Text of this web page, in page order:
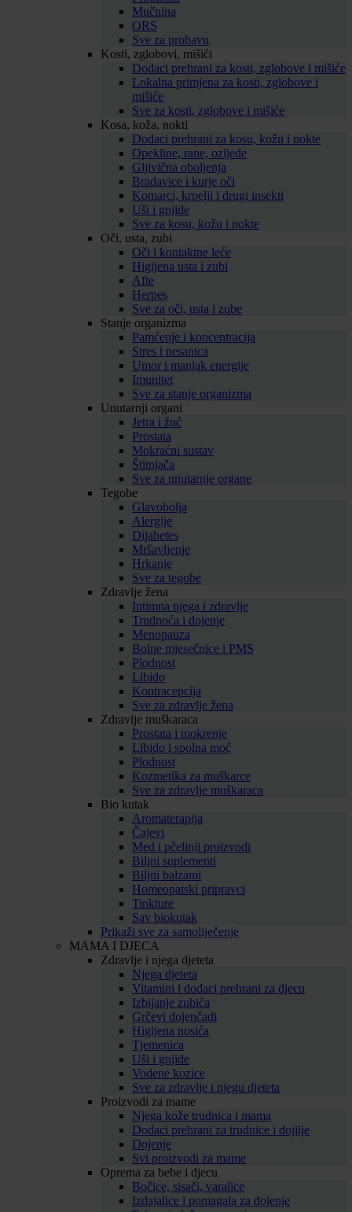
Mučnina
ORS
Sve za probavu
Kosti, zglobovi, mišići
Dodaci prehrani za kosti, zglobove i mišiće
Lokalna primjena za kosti, zglobove i
mišiće
Sve za kosti, zglobove i mišiće
Kosa, koža, nokti
Dodaci prehrani za kosu, kožu i nokte
Opekline, rane, ozljede
Gljivična oboljenja
Bradavice i kurje oči
Komarci, krpelji i drugi insekti
Uši i gnjide
Sve za kosu, kožu i nokte
Oči, usta, zubi
Oči i kontaktne leće
Higijena usta i zubi
Afte
Herpes
Sve za oči, usta i zube
Stanje organizma
Pamćenje i koncentracija
Stres i nesanica
Umor i manjak energije
Imunitet
Sve za stanje organizma
Unutarnji organi
Jetra i žuć
Prostata
Mokraćni sustav
Štitnjača
Sve za unutarnje organe
Tegobe
Glavobolja
Alergije
Dijabetes
Mršavljenje
Hrkanje
Sve za tegobe
Zdravlje žena
Intimna njega i zdravlje
Trudnoća i dojenje
Menopauza
Bolne mjesečnice i PMS
Plodnost
Libido
Kontracepcija
Sve za zdravlje žena
Zdravlje muškaraca
Prostata i mokrenje
Libido i spolna moć
Plodnost
Kozmetika za muškarce
Sve za zdravlje muškaraca
Bio kutak
Aromaterapija
Čajevi
Med i pčelinji proizvodi
Biljni suplementi
Biljni balzami
Homeopatski pripravci
Tinkture
Sav biokutak
Prikaži sve za samoliječenje
MAMA I DJECA
Zdravlje i njega djeteta
Njega djeteta
Vitamini i dodaci prehrani za djecu
Izbijanje zubića
Grčevi dojenčadi
Higijena nosića
Tjemenica
Uši i gnjide
Vodene kozice
Sve za zdravlje i njegu djeteta
Proizvodi za mame
Njega kože trudnica i mama
Dodaci prehrani za trudnice i dojilje
Dojenje
Svi proizvodi za mame
Oprema za bebe i djecu
Bočice, sisači, varalice
Izdajalice i pomagala za dojenje